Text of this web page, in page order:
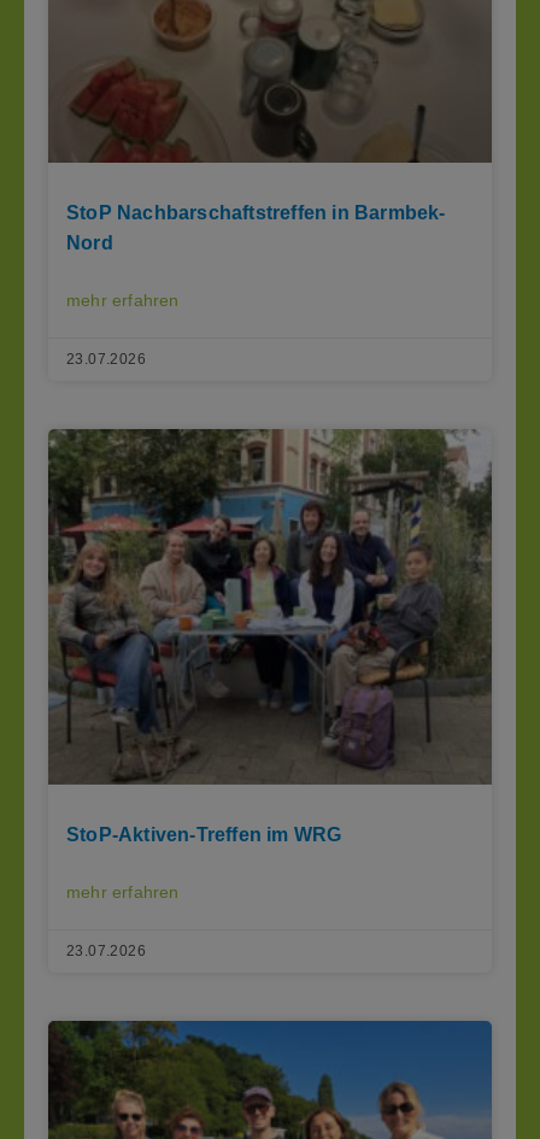
StoP Nachbarschaftstreffen in Barmbek-
Nord
mehr erfahren
23.07.2026
StoP-Aktiven-Treffen im WRG
mehr erfahren
23.07.2026